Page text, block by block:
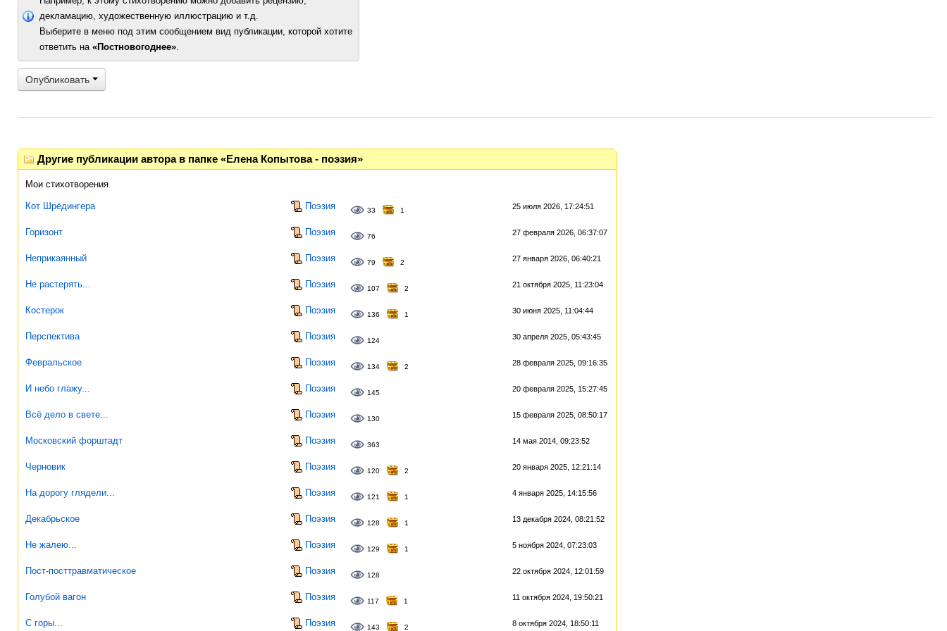
декламацию, художественную иллюстрацию и т.д.
Выберите в меню под этим сообщением вид публикации, которой хотите
ответить на «Постновогоднее»
Опубликовать
Другие публикации автора в папке «Елена Копытова - поэзия»
Мои стихотворения
Кот Шрёдингера Поэзия 33 1 25 июля 2026, 17:24:51
Горизонт Поэзия 76 27 февраля 2026, 06:37:07
Неприкаянный Поэзия 79 2 27 января 2026, 06:40:21
Не растерять... Поэзия 107 2 21 октября 2025, 11:23:04
Костерок Поэзия 136 1 30 июня 2025, 11:04:44
Перспектива Поэзия 124 30 апреля 2025, 05:43:45
Февральское Поэзия 134 2 28 февраля 2025, 09:16:35
И небо глажу... Поэзия 145 20 февраля 2025, 15:27:45
Всё дело в свете... Поэзия 130 15 февраля 2025, 08:50:17
Московский форштадт Поэзия 363 14 мая 2014, 09:23:52
Черновик Поэзия 120 2 20 января 2025, 12:21:14
На дорогу глядели... Поэзия 121 1 4 января 2025, 14:15:56
Декабрьское Поэзия 128 1 13 декабря 2024, 08:21:52
Не жалею... Поэзия 129 1 5 ноября 2024, 07:23:03
Пост-посттравматическое Поэзия 128 22 октября 2024, 12:01:59
Голубой вагон Поэзия 117 1 11 октября 2024, 19:50:21
С горы... Поэзия 143 2 8 октября 2024, 18:50:11